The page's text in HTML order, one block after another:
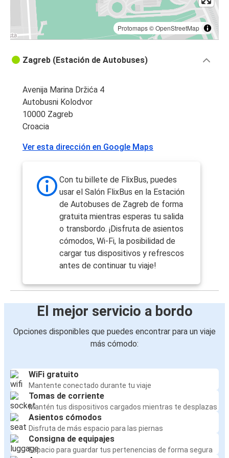
Protomaps©OpenStreetMap
Zagreb (Estación de Autobuses)
Avenija Marina Držića 4
Autobusni Kolodvor
10000 Zagreb
Croacia
Ver esta dirección en Google Maps
Con tu billete de FlixBus, puedes
usar el Salón FlixBus en la Estación
de Autobuses de Zagreb de forma
gratuita mientras esperas tu salida
o transbordo. ¡Disfruta de asientos
cómodos, Wi-Fi, la posibilidad de
cargar tus dispositivos y refrescos
antes de continuar tu viaje!
El mejor servicio a bordo
Opciones disponibles que puedes encontrar para un viaje
más cómodo:
WiFi gratuito
Mantente conectado durante tu viaje
Tomas de corriente
Mantén tus dispositivos cargados mientras te desplazas
Asientos cómodos
Disfruta de más espacio para las piernas
Consigna de equipajes
Espacio para guardar tus pertenencias de forma segura